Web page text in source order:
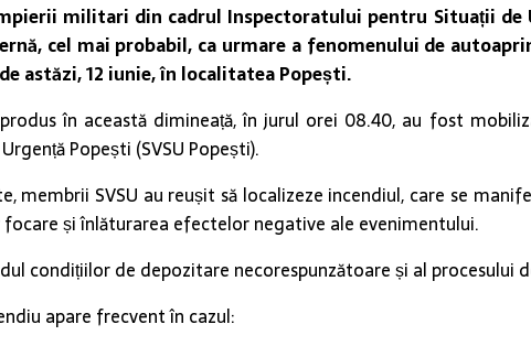
militari din cadrul Inspectoratului pentru Situații
cel mai probabil, ca urmare a fenomenului de
astăzi, 12 iunie, în localitatea Popești.
în această dimineață, în jurul orei 08.40, au fost
Popești (SVSU Popești).
membrii SVSU au reușit să localizeze incendiul, care se
și înlăturarea efectelor negative ale evenimentului.
condițiilor de depozitare necorespunzătoare și al
apare frecvent în cazul: